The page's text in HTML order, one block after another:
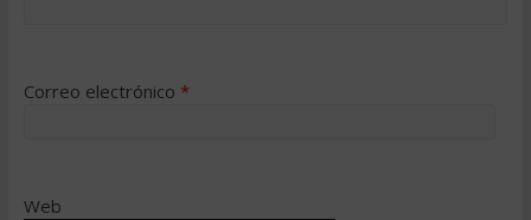
Correo electrónico *
Web